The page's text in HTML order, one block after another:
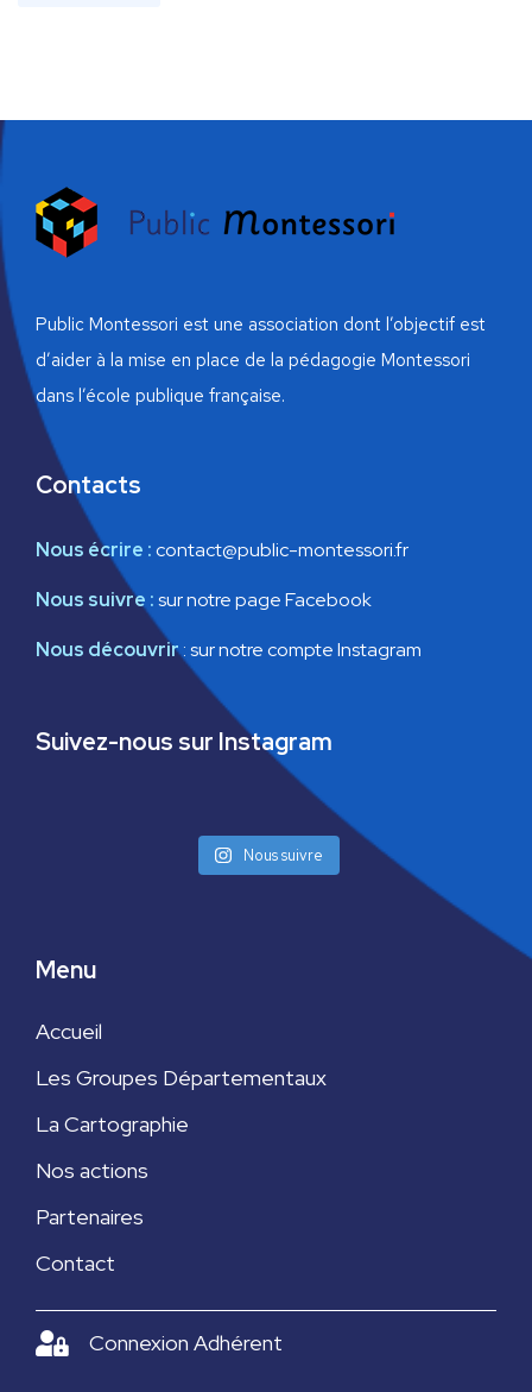
Public Montessori est une association dont l’objectif est
d’aider à la mise en place de la pédagogie Montessori
dans l’école publique française.
Contacts
Nous écrire :contact@public-montessori.fr
Nous suivre :sur notre page Facebook
Nous découvrir:sur notre compte Instagram
Suivez-nous sur Instagram
Nous suivre
Menu
Accueil
Les Groupes Départementaux
La Cartographie
Nos actions
Partenaires
Contact
Connexion Adhérent